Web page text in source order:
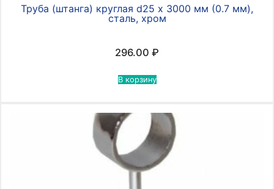
Труба (штанга) круглая d25 х 3000 мм (0.7 мм),
сталь, хром
296.00 ₽
В корзину